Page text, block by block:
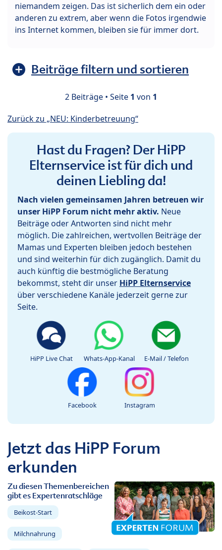
niemandem zeigen. Das ist sicherlich dem ein oder
anderen zu extrem, aber wenn die Fotos irgendwie
ins Internet kommen, bleiben sie für immer dort.
Beiträge filtern und sortieren
2 Beiträge • Seite 1 von 1
Zurück zu „NEU: Kinderbetreuung“
Hast du Fragen? Der HiPP
Elternservice ist für dich und
deinen Liebling da!
Nach vielen gemeinsamen Jahren betreuen wir
unser HiPP Forum nicht mehr aktiv. Neue
Beiträge oder Antworten sind nicht mehr
möglich. Die zahlreichen, wertvollen Beiträge der
Mamas und Experten bleiben jedoch bestehen
und sind weiterhin für dich zugänglich. Damit du
auch künftig die bestmögliche Beratung
bekommst, steht dir unser HiPP Elternservice
über verschiedene Kanäle jederzeit gerne zur
Seite.
HiPP Live Chat Whats-App-Kanal E-Mail / Telefon
Facebook Instagram
Jetzt das HiPP Forum
erkunden
Zu diesen Themenbereichen
gibt es Expertenratschläge
Beikost-Start
Milchnahrung